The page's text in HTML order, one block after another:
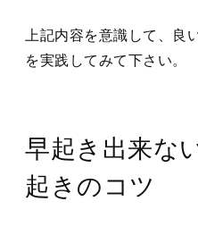
上記内容を意識して、良
を実践してみて下さい。
早起き出来な
起きのコツ